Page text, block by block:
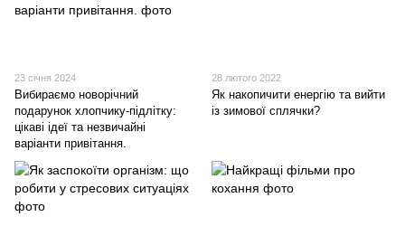
23 січня 2024
Вибираємо новорічний
подарунок хлопчику-підлітку:
цікаві ідеї та незвичайні
варіанти привітання.
28 лютого 2022
Як накопичити енергію та вийти
із зимової сплячки?